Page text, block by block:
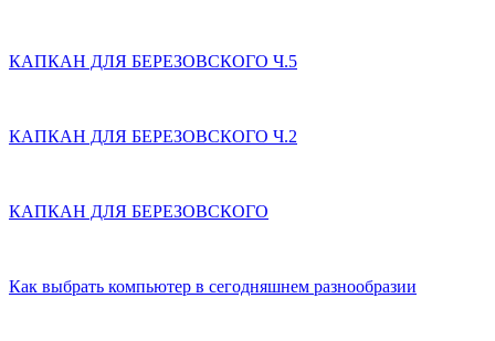
КАПКАН ДЛЯ БЕРЕЗОВСКОГО Ч.5
КАПКАН ДЛЯ БЕРЕЗОВСКОГО Ч.2
КАПКАН ДЛЯ БЕРЕЗОВСКОГО
Как выбрать компьютер в сегодняшнем разнообразии